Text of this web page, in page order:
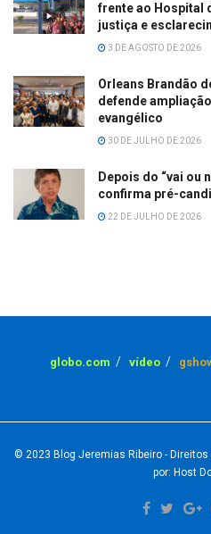
frente ao Hospital
justiça e
3 DE AGOSTO DE 2026
Orleans Brandão
defende
evangélico
30 DE JULHO DE 2026
Depois do “vai ou
confirma pré-
22 DE JULHO DE 2026
globo.com vídeo
© 2023 Blog Jeremias Ribeiro- Direitos
por: Host